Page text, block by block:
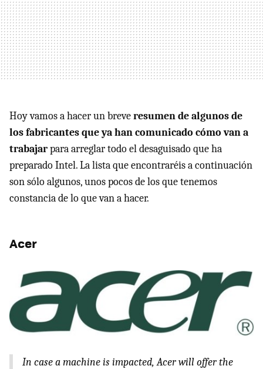
Hoy vamos a hacer un breveresumen de algunos de
los fabricantes que ya han comunicado cómo van a
trabajarpara arreglar todo el desaguisado que ha
preparado Intel. La lista que encontraréis a continuación
son sólo algunos, unos pocos de los que tenemos
constancia de lo que van a hacer.
Acer
In case a machine is impacted, Acer will offer the